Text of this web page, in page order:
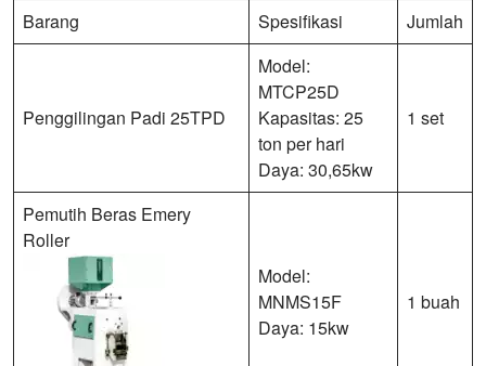
Barang Spesifikasi Jumlah
Penggilingan Padi 25TPD
Model:
MTCP25D
Kapasitas: 25
ton per hari
Daya: 30,65kw
1 set
Pemutih Beras Emery
Roller
Model:
MNMS15F
Daya: 15kw
1 buah